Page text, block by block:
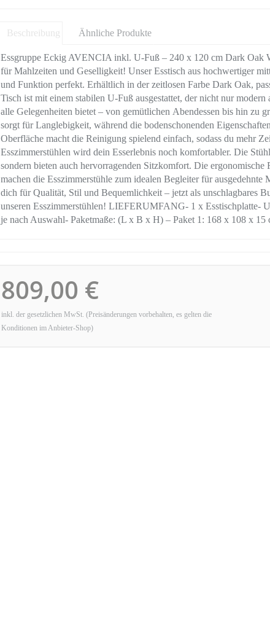
Beschreibung Ähnliche Produkte
Essgruppe Eckig AVENCIA inkl. U-Fuß – 240 x 120 cm Dark Oak
für Mahlzeiten und Geselligkeit! Unser Esstisch aus hochwertiger
und Funktion perfekt. Erhältlich in der zeitlosen Farbe Dark Oak,
Tisch ist mit einem stabilen U-Fuß ausgestattet, der nicht nur modern
alle Gelegenheiten bietet – von gemütlichen Abendessen bis hin zu
sorgt für Langlebigkeit, während die bodenschonenden
Oberfläche macht die Reinigung spielend einfach, sodass du mehr
Esszimmerstühlen wird dein Esserlebnis noch komfortabler. Die
sondern bieten auch hervorragenden Sitzkomfort. Die
machen die Esszimmerstühle zum idealen Begleiter für ausgedehnte
dich für Qualität, Stil und Bequemlichkeit – jetzt als unschlagbares
unseren Esszimmerstühlen! LIEFERUMFANG- 1 x Esstischplatte-
je nach Auswahl- Paketmaße: (L x B x H) – Paket 1: 168 x 108 x 15
809,00 €
inkl. der gesetzlichen MwSt. (Preisänderungen vorbehalten, es gelten die
Konditionen im Anbieter-Shop)